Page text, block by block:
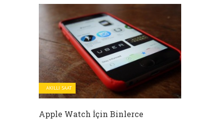
AKILLI SAAT
Apple Watch İçin Binlerce